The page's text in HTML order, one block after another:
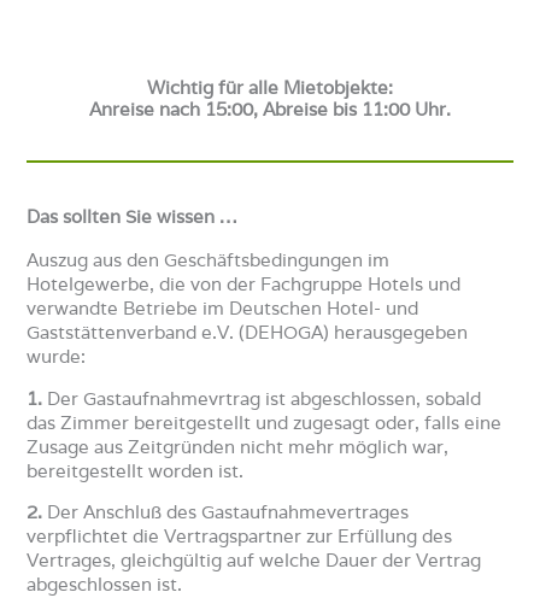
Wichtig für alle Mietobjekte:
Anreise nach 15:00, Abreise bis 11:00 Uhr.
Das sollten Sie wissen …
Auszug aus den Geschäftsbedingungen im
Hotelgewerbe, die von der Fachgruppe Hotels und
verwandte Betriebe im Deutschen Hotel- und
Gaststättenverband e.V. (DEHOGA) herausgegeben
wurde:
1. Der Gastaufnahmevrtrag ist abgeschlossen, sobald
das Zimmer bereitgestellt und zugesagt oder, falls eine
Zusage aus Zeitgründen nicht mehr möglich war,
bereitgestellt worden ist.
2. Der Anschluß des Gastaufnahmevertrages
verpflichtet die Vertragspartner zur Erfüllung des
Vertrages, gleichgültig auf welche Dauer der Vertrag
abgeschlossen ist.